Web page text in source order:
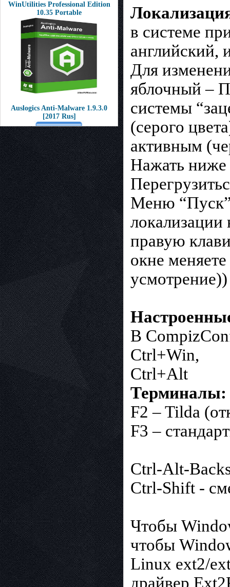
WinUtilities Professional Edition
10.35 Portable
Auslogics Anti-Malware 1.9.3.0
[2017 Rus]
в системе
английский,
Для
яблочный –
системы
(серого
активным
Нажать ниже
Меню “Пуск”
правую
окне
усмотрение))
В
Ctrl+Win,
Ctrl+Alt
Терминалы:
F2 – Tilda
F3 –
Ctrl-Alt-
Ctrl-Shift -
Чтобы
чтобы
Linux ext2/
драйвер